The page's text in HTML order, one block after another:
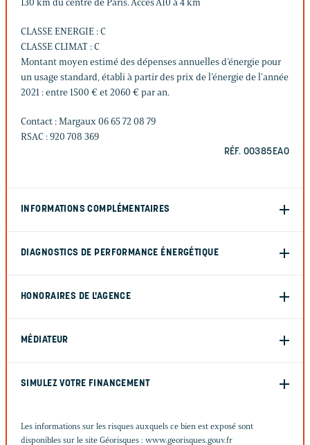
CLASSE ENERGIE : C
CLASSE CLIMAT : C
Montant moyen estimé des dépenses annuelles d’énergie pour
un usage standard, établi à partir des prix de l’énergie de l’année
2021 : entre 1500 € et 2060 € par an.
Contact : Margaux 06 65 72 08 79
RSAC : 920 708 369
RÉF. 00385EAO
INFORMATIONS COMPLÉMENTAIRES
DIAGNOSTICS DE PERFORMANCE ÉNERGÉTIQUE
HONORAIRES DE L'AGENCE
MÉDIATEUR
SIMULEZ VOTRE FINANCEMENT
Les informations sur les risques auxquels ce bien est exposé sont
disponibles sur le site Géorisques : www.georisques.gouv.fr